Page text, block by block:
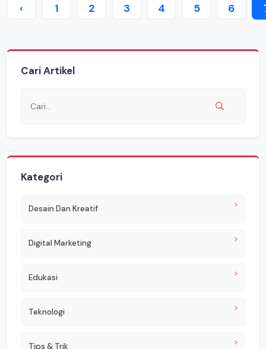
‹ 1 2 3 4 5 6
Cari Artikel
Kategori
Desain Dan Kreatif
Digital Marketing
Edukasi
Teknologi
Tips & Trik